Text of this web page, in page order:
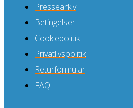
Pressearkiv
Betingelser
Cookiepolitik
Privatlivspolitik
Returformular
FAQ